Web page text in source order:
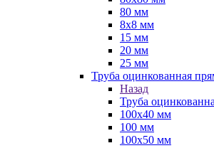
80 мм
8х8 мм
15 мм
20 мм
25 мм
Труба оцинкованная
Назад
Труба
100х40 мм
100 мм
100х50 мм